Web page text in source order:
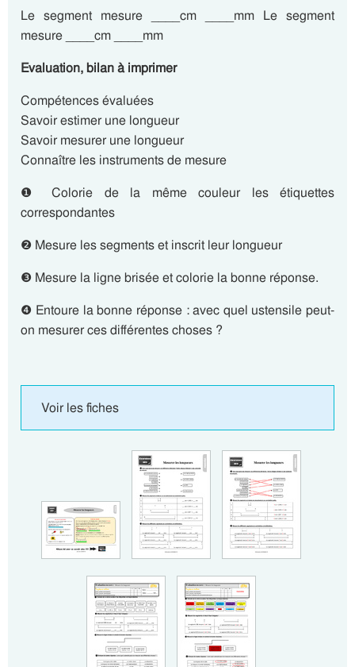
Le segment mesure ____cm ____mm Le segment
mesure ____cm ____mm
Evaluation, bilan à imprimer
Compétences évaluées
Savoir estimer une longueur
Savoir mesurer une longueur
Connaître les instruments de mesure
❶ Colorie de la même couleur les étiquettes
correspondantes
❷ Mesure les segments et inscrit leur longueur
❸ Mesure la ligne brisée et colorie la bonne réponse.
❹ Entoure la bonne réponse : avec quel ustensile peut-
on mesurer ces différentes choses ?
Voir les fiches